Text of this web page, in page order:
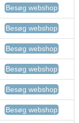
Besøg webshop
Besøg webshop
Besøg webshop
Besøg webshop
Besøg webshop
Besøg webshop